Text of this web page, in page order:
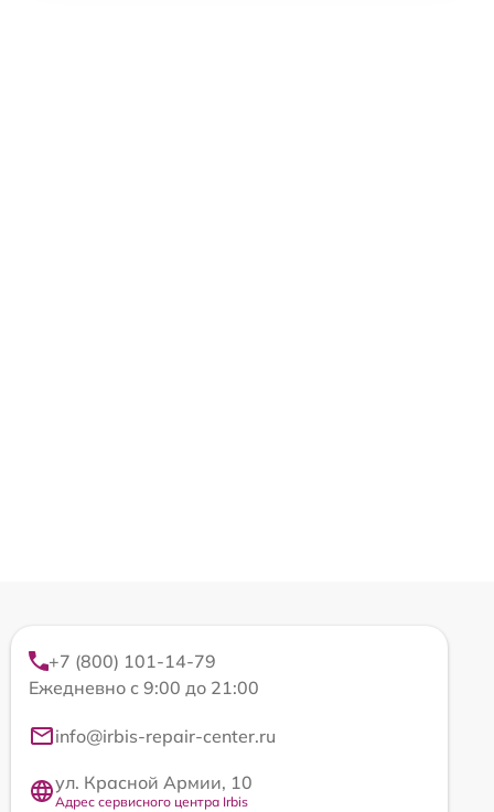
+7 (800) 101-14-79
Ежедневно с 9:00 до 21:00
info@irbis-repair-center.ru
ул. Красной Армии, 10
Адрес сервисного центра Irbis